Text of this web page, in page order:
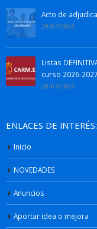
Acto de
29/07/2026
Listas
curso 2026-2027
28/07/2026
ENLACES DE INTERÉS:
Inicio
NOVEDADES
Anuncios
Aportar idea o mejora